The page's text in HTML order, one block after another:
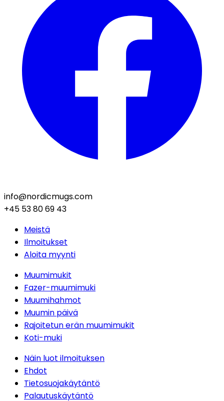
info@nordicmugs.com
+45 53 80 69 43
Meistä
Ilmoitukset
Aloita myynti
Muumimukit
Fazer-muumimuki
Muumihahmot
Muumin päivä
Rajoitetun erän muumimukit
Koti-muki
Näin luot ilmoituksen
Ehdot
Tietosuojakäytäntö
Palautuskäytäntö